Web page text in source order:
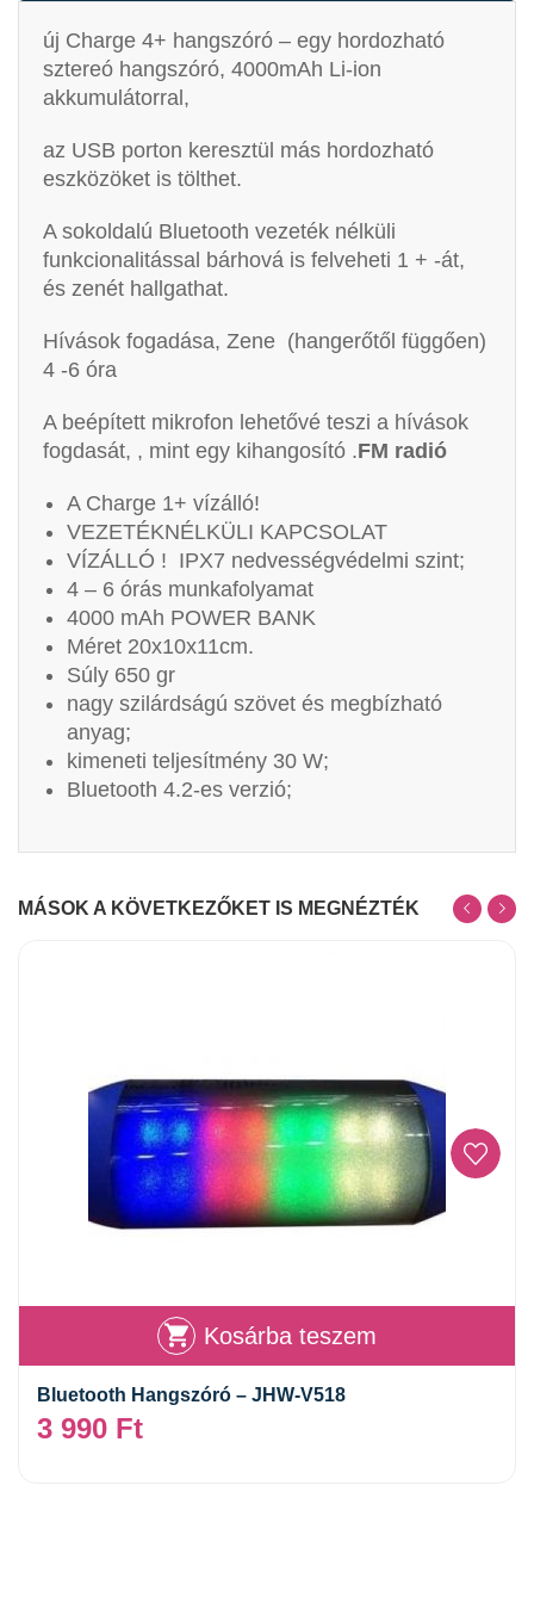
új Charge 4+ hangszóró – egy hordozható
sztereó hangszóró, 4000mAh Li-ion
akkumulátorral,
az USB porton keresztül más hordozható
eszközöket is tölthet.
A sokoldalú Bluetooth vezeték nélküli
funkcionalitással bárhová is felveheti 1 + -át,
és zenét hallgathat.
Hívások fogadása, Zene (hangerőtől függően)
4 -6 óra
A beépített mikrofon lehetővé teszi a hívások
fogdasát, , mint egy kihangosító .FM radió
A Charge 1+ vízálló!
VEZETÉKNÉLKÜLI KAPCSOLAT
VÍZÁLLÓ ! IPX7 nedvességvédelmi szint;
4 – 6 órás munkafolyamat
4000 mAh POWER BANK
Méret 20x10x11cm.
Súly 650 gr
nagy szilárdságú szövet és megbízható
anyag;
kimeneti teljesítmény 30 W;
Bluetooth 4.2-es verzió;
MÁSOK A KÖVETKEZŐKET IS MEGNÉZTÉK
Kosárba teszem
Bluetooth Hangszóró – JHW-V518
3 990 Ft